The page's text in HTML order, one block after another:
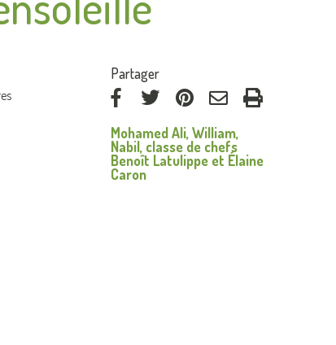
Partager:
FacebookTwitter Pinterestcourriel
Mohamed Ali, William,
Nabil, classe de chefs
Benoît Latulippe et Élaine
Caron